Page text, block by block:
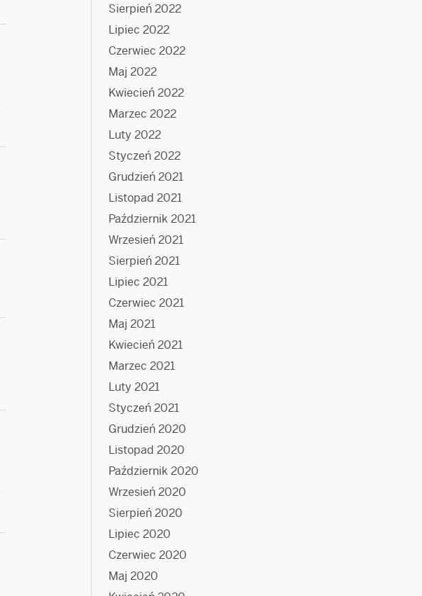
Sierpień 2022
Lipiec 2022
Czerwiec 2022
Maj 2022
Kwiecień 2022
Marzec 2022
Luty 2022
Styczeń 2022
Grudzień 2021
Listopad 2021
Październik 2021
Wrzesień 2021
Sierpień 2021
Lipiec 2021
Czerwiec 2021
Maj 2021
Kwiecień 2021
Marzec 2021
Luty 2021
Styczeń 2021
Grudzień 2020
Listopad 2020
Październik 2020
Wrzesień 2020
Sierpień 2020
Lipiec 2020
Czerwiec 2020
Maj 2020